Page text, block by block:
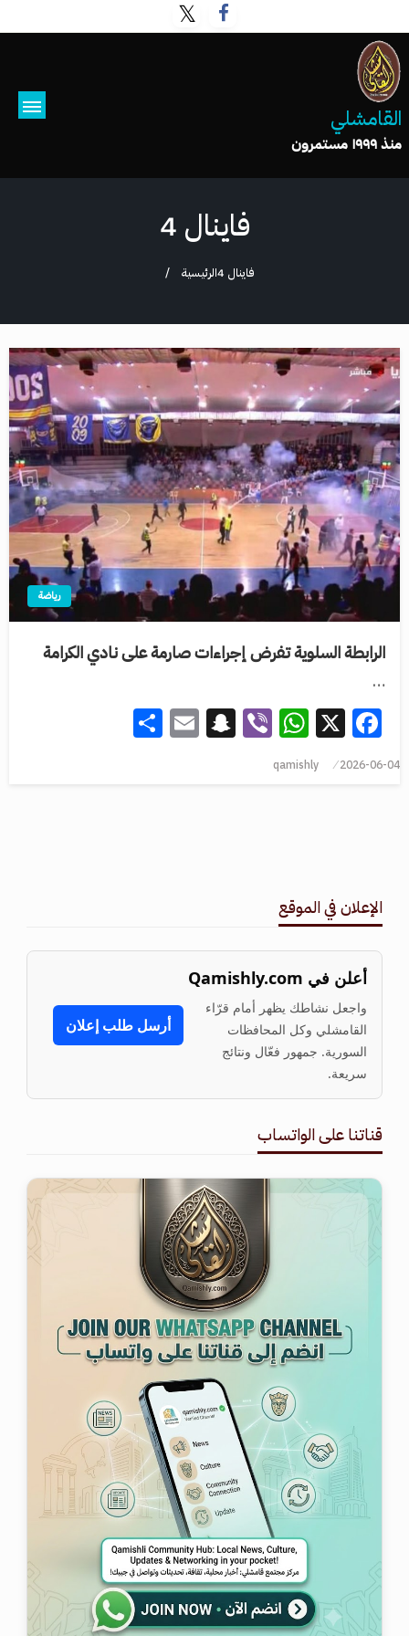
القامشلي
منذ ١٩٩٩ مستمرون
فاينال 4
الرئيسية فاينال 4
رياضة
الرابطة السلوية تفرض إجراءات صارمة على نادي الكرامة
…
Facebook
X
WhatsApp
Viber
Snapchat
Email
2026-06-04
qamishly
الإعلان في الموقع
أعلن في Qamishly.com
واجعل نشاطك يظهر أمام قرّاء
القامشلي وكل المحافظات
السورية. جمهور فعّال ونتائج
سريعة.
أرسل طلب إعلان
قناتنا على الواتساب